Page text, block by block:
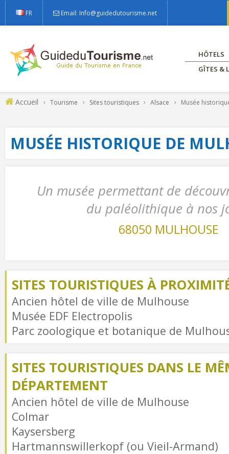
FR Email: Info@guidedutourisme.net
HÔTELS
GÎTES &
Accueil Tourisme Sites touristiques Alsace Musée
MUSÉE HISTORIQUE DE
Un musée permettant de
du paléolithique à nos
68050 MULHOUSE
SITES TOURISTIQUES À
Ancien hôtel de ville de Mulhouse
Musée EDF Electropolis
Parc zoologique et botanique de
SITES TOURISTIQUES DANS LE
DÉPARTEMENT
Ancien hôtel de ville de Mulhouse
Colmar
Kaysersberg
Hartmannswillerkopf (ou Vieil-Armand)